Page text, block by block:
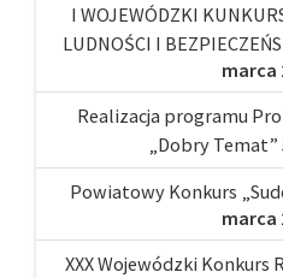
I WOJEWÓDZKI
LUDNOŚCI I
marca
Realizacja programu
„Dobry Temat”
Powiatowy Konkurs
marca
XXX Wojewódzki Konkurs